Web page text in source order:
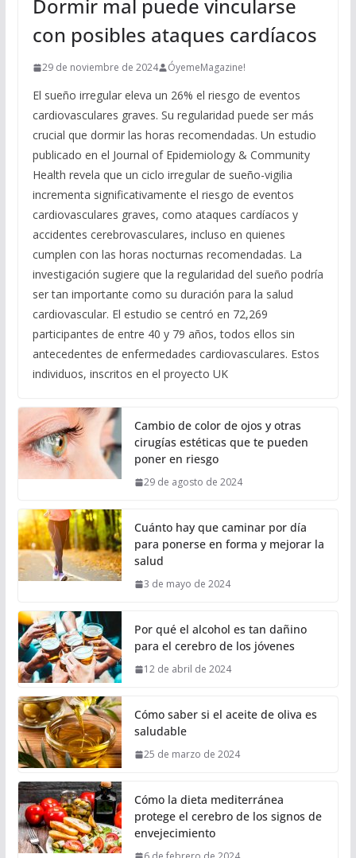
Dormir mal puede vincularse
con posibles ataques cardíacos
29 de noviembre de 2024 ÓyemeMagazine!
El sueño irregular eleva un 26% el riesgo de eventos
cardiovasculares graves. Su regularidad puede ser más
crucial que dormir las horas recomendadas. Un estudio
publicado en el Journal of Epidemiology & Community
Health revela que un ciclo irregular de sueño-vigilia
incrementa significativamente el riesgo de eventos
cardiovasculares graves, como ataques cardíacos y
accidentes cerebrovasculares, incluso en quienes
cumplen con las horas nocturnas recomendadas. La
investigación sugiere que la regularidad del sueño podría
ser tan importante como su duración para la salud
cardiovascular. El estudio se centró en 72,269
participantes de entre 40 y 79 años, todos ellos sin
antecedentes de enfermedades cardiovasculares. Estos
individuos, inscritos en el proyecto UK
Cambio de color de ojos y otras
cirugías estéticas que te pueden
poner en riesgo
29 de agosto de 2024
Cuánto hay que caminar por día
para ponerse en forma y mejorar la
salud
3 de mayo de 2024
Por qué el alcohol es tan dañino
para el cerebro de los jóvenes
12 de abril de 2024
Cómo saber si el aceite de oliva es
saludable
25 de marzo de 2024
Cómo la dieta mediterránea
protege el cerebro de los signos de
envejecimiento